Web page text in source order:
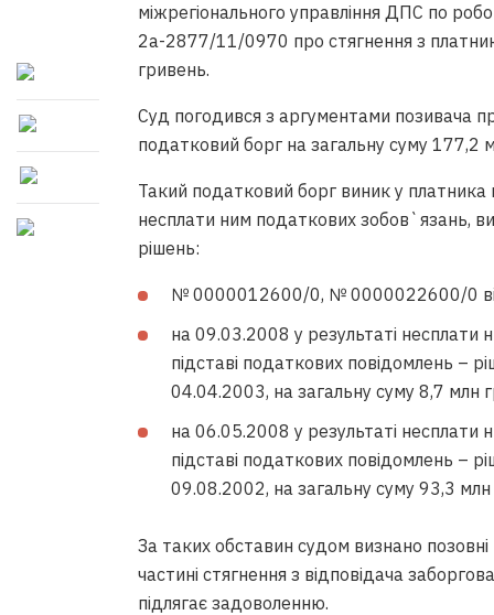
міжрегіонального управління ДПС по
2а-2877/11/0970 про стягнення з
гривень.
Суд погодився з аргументами позивача
податковий борг на загальну суму 177,2
Такий податковий борг виник у
несплати ним податкових зобов`язань,
рішень:
№ 0000012600/0, № 0000022600/0
на 09.03.2008 у результаті
підставі податкових повідомлень
04.04.2003, на загальну суму 8,7 млн
на 06.05.2008 у результаті
підставі податкових повідомлень
09.08.2002, на загальну суму 93,3 млн
За таких обставин судом визнано
частині стягнення з відповідача
підлягає задоволенню.